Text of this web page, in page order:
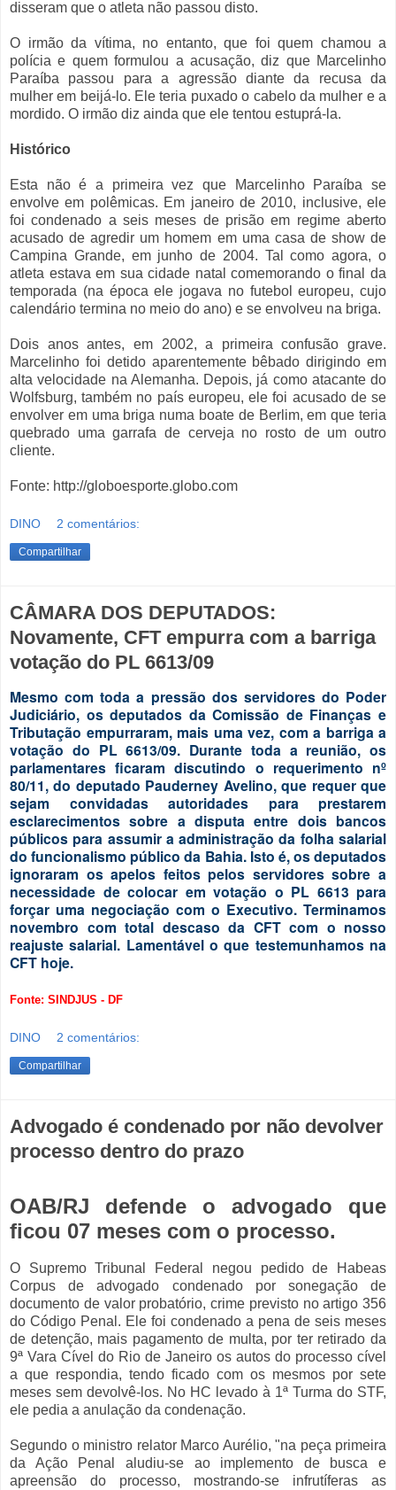
disseram que o atleta não passou disto.
O irmão da vítima, no entanto, que foi quem chamou a
polícia e quem formulou a acusação, diz que Marcelinho
Paraíba passou para a agressão diante da recusa da
mulher em beijá-lo. Ele teria puxado o cabelo da mulher e a
mordido. O irmão diz ainda que ele tentou estuprá-la.
Histórico
Esta não é a primeira vez que Marcelinho Paraíba se
envolve em polêmicas. Em janeiro de 2010, inclusive, ele
foi condenado a seis meses de prisão em regime aberto
acusado de agredir um homem em uma casa de show de
Campina Grande, em junho de 2004. Tal como agora, o
atleta estava em sua cidade natal comemorando o final da
temporada (na época ele jogava no futebol europeu, cujo
calendário termina no meio do ano) e se envolveu na briga.
Dois anos antes, em 2002, a primeira confusão grave.
Marcelinho foi detido aparentemente bêbado dirigindo em
alta velocidade na Alemanha. Depois, já como atacante do
Wolfsburg, também no país europeu, ele foi acusado de se
envolver em uma briga numa boate de Berlim, em que teria
quebrado uma garrafa de cerveja no rosto de um outro
cliente.
Fonte: http://globoesporte.globo.com
DINO 2 comentários:
Compartilhar
CÂMARA DOS DEPUTADOS:
Novamente, CFT empurra com a barriga
votação do PL 6613/09
Mesmo com toda a pressão dos servidores do Poder
Judiciário, os deputados da Comissão de Finanças e
Tributação empurraram, mais uma vez, com a barriga a
votação do PL 6613/09. Durante toda a reunião, os
parlamentares ficaram discutindo o requerimento nº
80/11, do deputado Pauderney Avelino, que requer que
sejam convidadas autoridades para prestarem
esclarecimentos sobre a disputa entre dois bancos
públicos para assumir a administração da folha salarial
do funcionalismo público da Bahia. Isto é, os deputados
ignoraram os apelos feitos pelos servidores sobre a
necessidade de colocar em votação o PL 6613 para
forçar uma negociação com o Executivo. Terminamos
novembro com total descaso da CFT com o nosso
reajuste salarial. Lamentável o que testemunhamos na
CFT hoje.
Fonte: SINDJUS - DF
DINO 2 comentários:
Compartilhar
Advogado é condenado por não devolver
processo dentro do prazo
OAB/RJ defende o advogado que
ficou 07 meses com o processo.
O Supremo Tribunal Federal negou pedido de Habeas
Corpus de advogado condenado por sonegação de
documento de valor probatório, crime previsto no artigo 356
do Código Penal. Ele foi condenado a pena de seis meses
de detenção, mais pagamento de multa, por ter retirado da
9ª Vara Cível do Rio de Janeiro os autos do processo cível
a que respondia, tendo ficado com os mesmos por sete
meses sem devolvê-los. No HC levado à 1ª Turma do STF,
ele pedia a anulação da condenação.
Segundo o ministro relator Marco Aurélio, "na peça primeira
da Ação Penal aludiu-se ao implemento de busca e
apreensão do processo, mostrando-se infrutíferas as